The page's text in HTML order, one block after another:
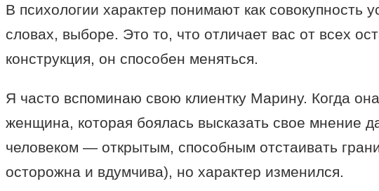
В психологии характер понимают как
словах, выборе. Это то, что отличает вас от всех
конструкция, он способен меняться.
Я часто вспоминаю свою клиентку Марину. Когда
женщина, которая боялась высказать свое мнение
человеком — открытым, способным отстаивать
осторожна и вдумчива), но характер изменился.